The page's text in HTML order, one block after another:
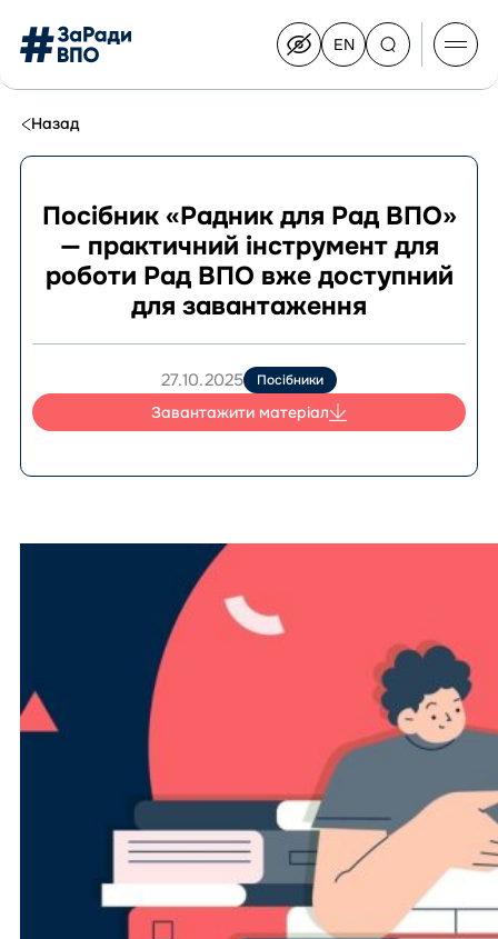
Switch
English
EN
Про Конгрес
Склад Конгресу
Приєднатися до Конгресу
Новини
Назад
Посібник «Радник для Рад ВПО»
— практичний інструмент для
роботи Рад ВПО вже доступний
для завантаження
27.10.2025 Посібники
Завантажити матеріал